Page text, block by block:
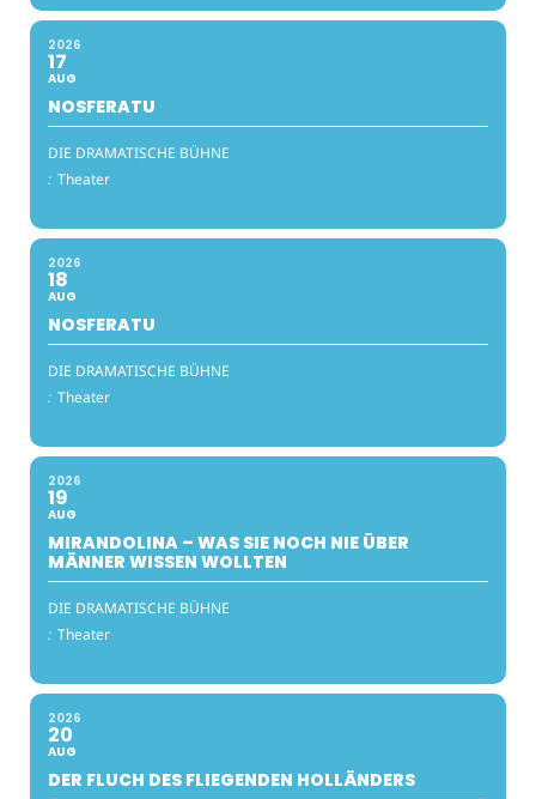
2026
17
AUG
NOSFERATU
DIE DRAMATISCHE BÜHNE
: Theater
2026
18
AUG
NOSFERATU
DIE DRAMATISCHE BÜHNE
: Theater
2026
19
AUG
MIRANDOLINA – WAS SIE NOCH NIE ÜBER
MÄNNER WISSEN WOLLTEN
DIE DRAMATISCHE BÜHNE
: Theater
2026
20
AUG
DER FLUCH DES FLIEGENDEN HOLLÄNDERS